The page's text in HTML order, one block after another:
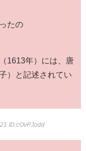
たの
1613年）には、唐
）と記述されてい
ID:cOvPJodd